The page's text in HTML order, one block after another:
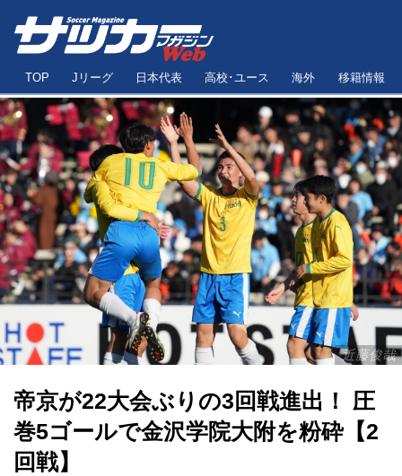
TOP Jリーグ 日本代表 高校･ユース 海外 移籍情報
近藤俊哉
帝京が22大会ぶりの3回戦進出！ 圧
巻5ゴールで金沢学院大附を粉砕【2
回戦】